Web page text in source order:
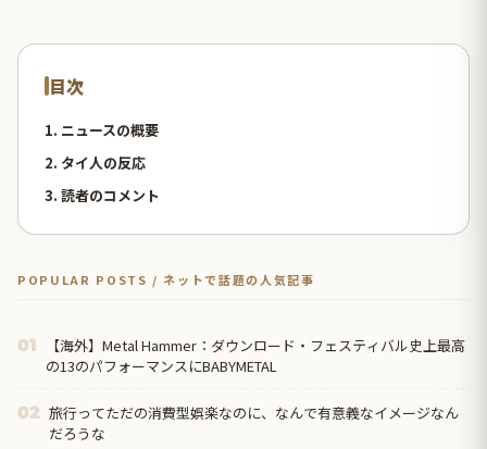
目次
1. ニュースの概要
2. タイ人の反応
3. 読者のコメント
POPULAR POSTS / ネットで話題の人気記事
01
【海外】Metal Hammer：ダウンロード・フェスティバル史上最高
の13のパフォーマンスにBABYMETAL
02 旅行ってただの消費型娯楽なのに、なんで有意義なイメージなん
だろうな